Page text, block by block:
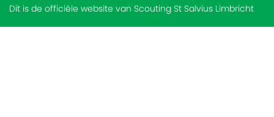
Dit is de officiële website van Scouting St Salvius Limbricht